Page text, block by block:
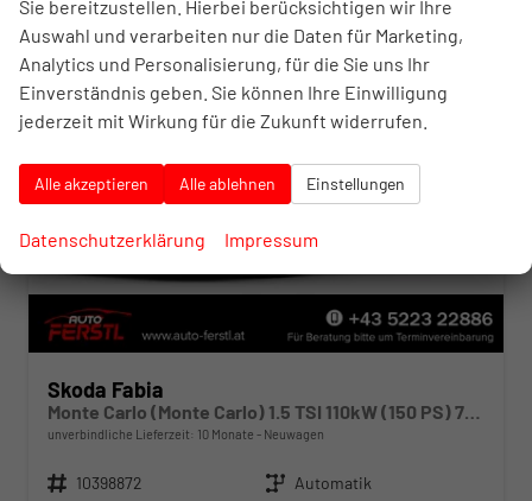
19,1%
Skoda Fabia
Monte Carlo (Monte Carlo) 1.5 TSI 110kW (150 PS) 7-Gang DSG
unverbindliche Lieferzeit: 10 Monate Neuwagen
Fahrzeugnr. 10398872 Getriebe Automatik
Sie bereitzustellen. Hierbei berücksichtigen wir Ihre
Auswahl und verarbeiten nur die Daten für Marketing,
Analytics und Personalisierung, für die Sie uns Ihr
Einverständnis geben. Sie können Ihre Einwilligung
jederzeit mit Wirkung für die Zukunft widerrufen.
Alle akzeptieren Alle ablehnen Einstellungen
Datenschutzerklärung Impressum